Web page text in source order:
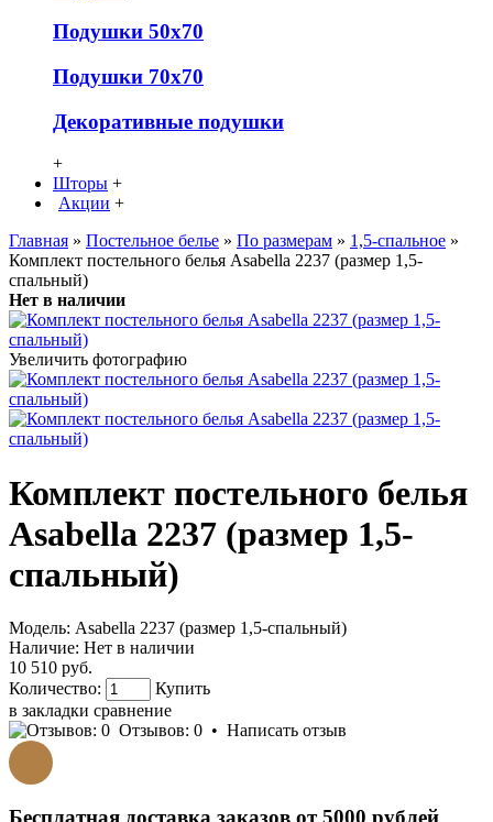
Подушки 50х70
Подушки 70х70
Декоративные подушки
+
Шторы +
Акции +
Главная » Постельное белье » По размерам » 1,5-спальное »
Комплект постельного белья Asabella 2237 (размер 1,5-
спальный)
Нет в наличии
Увеличить фотографию
Комплект постельного белья
Asabella 2237 (размер 1,5-
спальный)
Модель: Asabella 2237 (размер 1,5-спальный)
Наличие: Нет в наличии
10 510 руб.
Количество:
Купить
в закладки сравнение
Отзывов: 0 • Написать отзыв
Бесплатная доставка заказов от 5000 рублей